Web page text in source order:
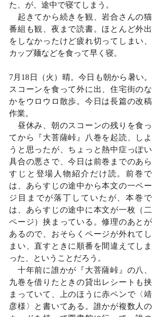
た、が、途中で寝てしまう。
起きてから続きを観、岩合さんの猫
番組も観、夜まで読書。ほとんど外出
をしなかったけど疲れ切ってしまい、
カップ麺などを食って早く寝。
7月18日（火）晴。今日も朝から暑い。
スコーンを食って外に出、住宅街のな
かをウロウロ散歩。今日は長篇の改稿
作業。
昼休み、朝のスコーンの残りを食っ
てから『大菩薩峠』八巻を起読、しよ
うと思ったが、ちょっと熱中症っぽい
具合の悪さで、今日は前巻までのあら
すじと登場人物紹介だけ読。前巻で
は、あらすじの途中から本文の一ペー
ジ目までが落丁していたが、本巻で
は、あらすじの途中に本文が一枚（二
ページ）挟まっている。修理のあとが
あるので、おそらくページが外れてし
まい、直すときに順番を間違えてしま
った、ということだろう。
十年前に誰かが『大菩薩峠』の八、
九巻を借りたときの貸出レシートも挟
まっていて、上のほうに赤ペンで〈靖
彦様〉と書いてある。誰かが複数人の